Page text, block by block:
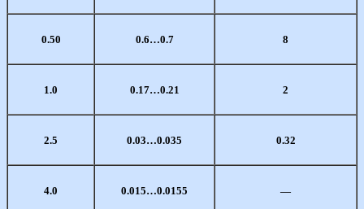
0.50 0.6…0.7 8
1.0 0.17…0.21 2
2.5 0.03…0.035 0.32
4.0 0.015…0.0155 —